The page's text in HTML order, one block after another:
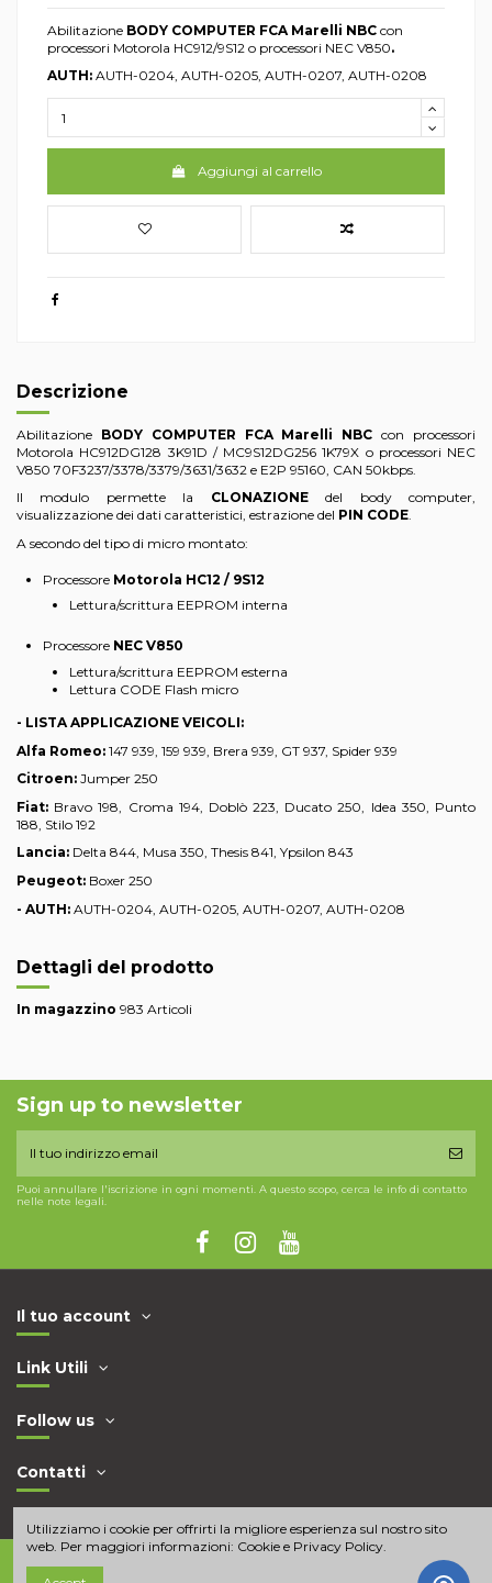
Abilitazione BODY COMPUTER FCA Marelli NBC con
processori Motorola HC912/9S12 o processori NEC V850.
AUTH: AUTH-0204, AUTH-0205, AUTH-0207, AUTH-0208
Aggiungi al carrello
Descrizione
Abilitazione BODY COMPUTER FCA Marelli NBCcon processori
Motorola HC912DG128 3K91D / MC9S12DG256 1K79X o processori NEC
V850 70F3237/3378/3379/3631/3632 e E2P 95160, CAN 50kbps.
Il modulo permette la CLONAZIONEdel body computer,
visualizzazione dei dati caratteristici, estrazione del PIN CODE.
A secondo del tipo di micro montato:
Processore Motorola HC12 / 9S12
Lettura/scrittura EEPROM interna
Processore NEC V850
Lettura/scrittura EEPROM esterna
Lettura CODE Flash micro
- LISTA APPLICAZIONE VEICOLI:
Alfa Romeo: 147 939, 159 939, Brera 939, GT 937, Spider 939
Citroen: Jumper 250
Fiat: Bravo 198, Croma 194, Doblò 223, Ducato 250, Idea 350, Punto
188, Stilo 192
Lancia: Delta 844, Musa 350, Thesis 841, Ypsilon 843
Peugeot: Boxer 250
- AUTH: AUTH-0204, AUTH-0205, AUTH-0207, AUTH-0208
Dettagli del prodotto
In magazzino 983 Articoli
Sign up to newsletter
Puoi annullare l'iscrizione in ogni momenti. A questo scopo, cerca le info di contatto
nelle note legali.
Il tuo account
Link Utili
Follow us
Contatti
Utilizziamo i cookie per offrirti la migliore esperienza sul nostro sito
web. Per maggiori informazioni: Cookie e Privacy Policy.